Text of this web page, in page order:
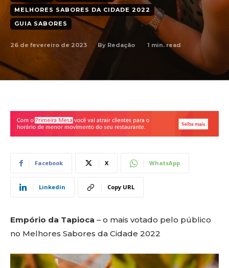
MELHORES SABORES DA CIDADE 2022
GUIA SABORES
26 de fevereiro de 2023 By Redação 1 min. read
Facebook X WhatsApp
Linkedin Copy URL
Empório da Tapioca – o mais votado pelo público
no Melhores Sabores da Cidade 2022